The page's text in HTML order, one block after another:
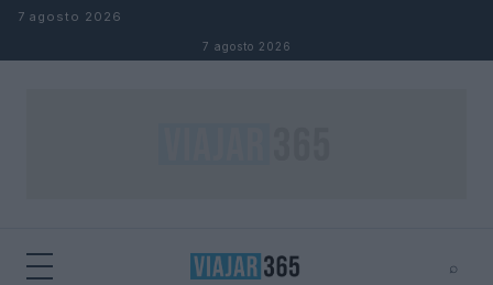
Saltar al contenido
7 agosto 2026
7 agosto 2026
⌕